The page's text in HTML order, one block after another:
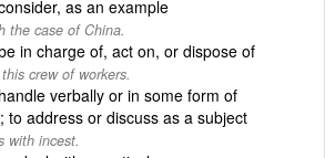
as an example
the case of China.
in charge of, act on, or dispose of
crew of workers.
verbally or in some form of
to address or discuss as a subject
with incest.